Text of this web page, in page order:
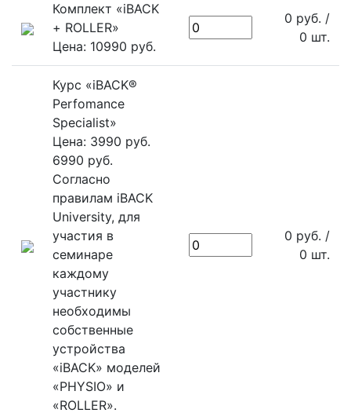
Комплект «iBACK
+ ROLLER»
Цена: 10990 руб.
0 руб. /
0 шт.
Курс «iBACK®
Perfomance
Specialist»
Цена: 3990 руб.
6990 руб.
Согласно
правилам iBACK
University, для
участия в
семинаре
каждому
участнику
необходимы
собственные
устройства
«iBACK» моделей
«PHYSIO» и
«ROLLER».
0 руб. /
0 шт.